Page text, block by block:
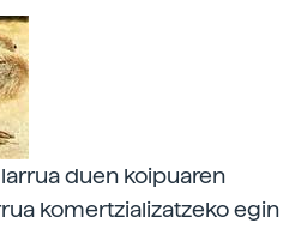
duen koipuaren
komertzializatzeko egin